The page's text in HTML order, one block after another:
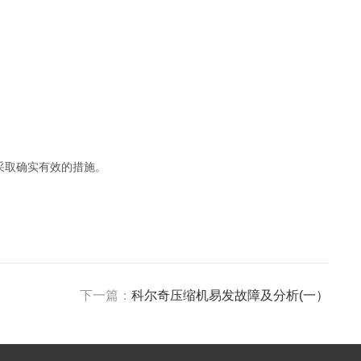
确实有效的措施。
下一篇： 科尔奇压缩机易发故障及分析(一）